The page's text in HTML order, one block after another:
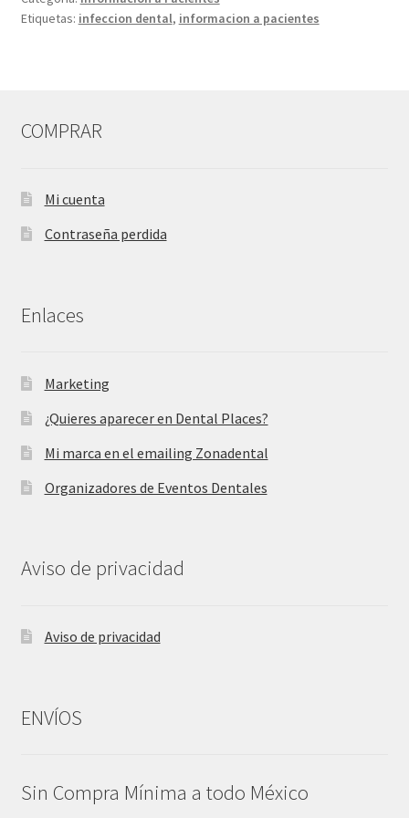
Etiquetas: infeccion dental, informacion a pacientes
COMPRAR
Mi cuenta
Contraseña perdida
Enlaces
Marketing
¿Quieres aparecer en Dental Places?
Mi marca en el emailing Zonadental
Organizadores de Eventos Dentales
Aviso de privacidad
Aviso de privacidad
ENVÍOS
Sin Compra Mínima a todo México